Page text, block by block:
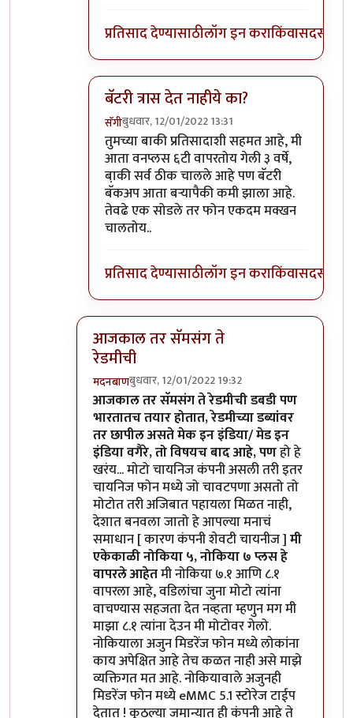
प्रतिसाद देण्यासाठीलॉग इन कराकिंवासदस्य व्हा
बॅटरी त्रास देत नाहीये का?
सॅगीबुधवार, 12/01/2022 13:31
In reply toमाझ्याकडे वन प्लस फाईव्ह टी
तुमच्या बाकी प्रतिसादाशी सहमत आहे, मी
आता वनप्लस ६टी वापरतोय गेली ३ वर्षे,
बा़की सर्व ठीक चालले आहे पण बॅटरी
बॅकअप आता बर्‍यापैकी कमी झाला आहे.
तेवढे एक सोडले तर फोन एकदम मक्खन
चालतोय..
प्रतिसाद देण्यासाठीलॉग इन कराकिंवासदस्य व्हा
आजकाल तर सॅमसंग ते
रेडमीची
मदनबाणबुधवार, 12/01/2022 19:32
In reply toअसंच काही नाहीbyजेम्स वांड
आजकाल तर सॅमसंग ते रेडमीची डबडी पण
भारतातच तयार होतात, रेडमीच्या डब्यांवर
तर छापील असते मेक इन इंडिया/ मेड इन
इंडिया वगैरे, तो विषयच बाद आहे, पणहो हे
खरंय... मोटो चायनिज कंपनी असली तरी इतर
चायनिज फोन मध्ये जो चावटपणा असतो तो
मोटोत तरी अजिबात पहायला मिळत नाही,
देशात बनवला जातो हे आपल्या मनाचं
समाधान [ कारण कंपनी शेवटी चायनीज ]मी
एकेकाळी नोकिया ५, नोकिया ७ प्लस हे
वापरले आहेतमी नोकिया ७.१ आणि ८.१
वापरला आहे, वडिलांचा जुना मोटो त्यांना
वाचण्यास सहजता देत नव्हता म्हणुन मग मी
माझा ८.१ त्यांना देउन मी मोटोवर गेलो.
नोकियाला अजुन मिडरेंज फोन मध्ये लोकांना
काय अपेक्षित आहे तेच कळत नाही असे माझे
व्यक्तिगत मत आहे. नोकियावाले अजुनही
मिडरेंज फोन मध्ये eMMC 5.1 स्टोरेज टाईप
देतात ! कुठल्या जमान्यात ही कंपनी आहे ते